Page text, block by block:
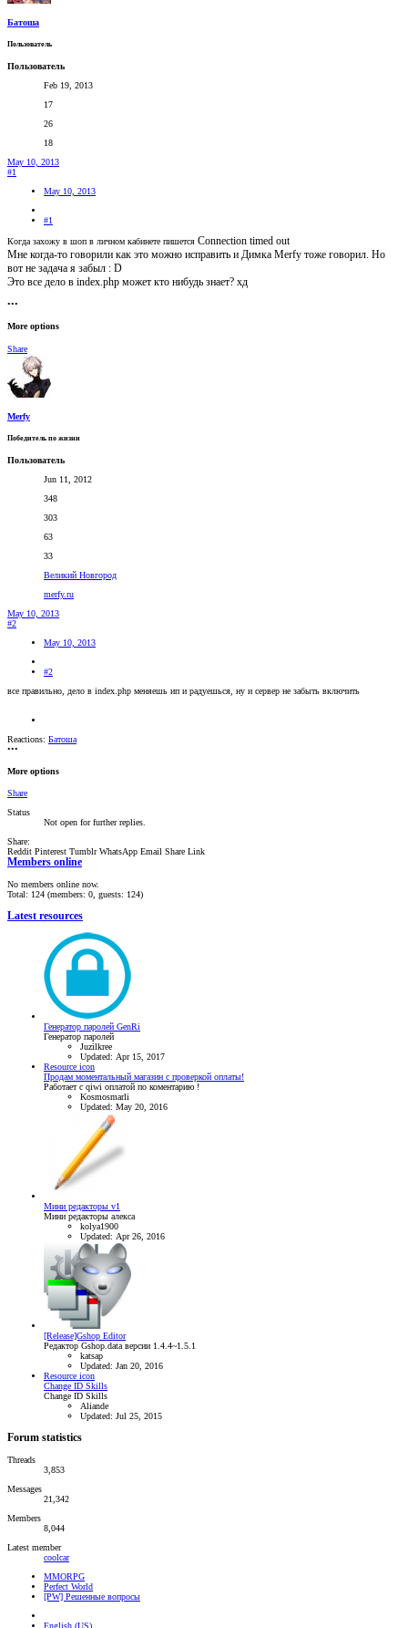
Батоша
Пользователь
Пользователь
Feb 19, 2013
17
26
18
May 10, 2013
#1
May 10, 2013
#1
Когда захожу в шоп в личном кабинете пишется Connection timed out
Мне когда-то говорили как это можно исправить и Димка Merfy тоже говорил. Но
вот не задача я забыл : D
Это все дело в index.php может кто нибудь знает? хд
•••
More options
Share
Merfy
Победитель по жизни
Пользователь
Jun 11, 2012
348
303
63
33
Великий Новгород
merfy.ru
May 10, 2013
#2
May 10, 2013
#2
все правильно, дело в index.php меняешь ип и радуешься, ну и сервер не забыть включить
Reactions: Батоша
•••
More options
Share
Status
Not open for further replies.
Share:
Reddit Pinterest Tumblr WhatsApp Email Share Link
Members online
No members online now.
Total: 124 (members: 0, guests: 124)
Latest resources
Генератор паролей GenRi
Генератор паролей
Juzilkree
Updated: Apr 15, 2017
Resource icon
Продам моментальный магазин с проверкой оплаты!
Работает с qiwi оплатой по коментарию !
Kosmosmarli
Updated: May 20, 2016
Мини редакторы v1
Мини редакторы алекса
kolya1900
Updated: Apr 26, 2016
[Release]Gshop Editor
Редактор Gshop.data версии 1.4.4~1.5.1
katsap
Updated: Jan 20, 2016
Resource icon
Change ID Skills
Change ID Skills
Aliande
Updated: Jul 25, 2015
Forum statistics
Threads
3,853
Messages
21,342
Members
8,044
Latest member
coolcar
MMORPG
Perfect World
[PW] Решенные вопросы
English (US)